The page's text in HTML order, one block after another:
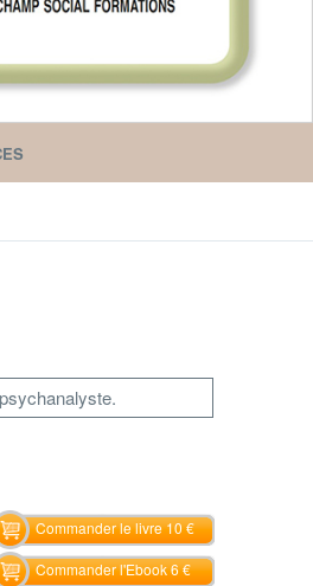
Commander le livre 10 €
Commander l'Ebook 6 €